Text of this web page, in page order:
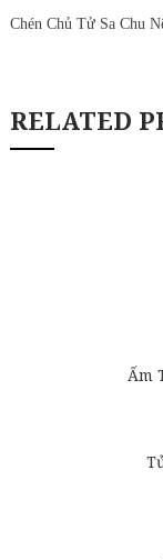
Chén Chủ Tử Sa Chu
RELATED
Ấm